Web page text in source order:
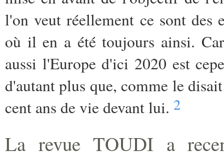
l'on veut réellement ce sont des
où il en a été toujours ainsi.
aussi l'Europe d'ici 2020 est
d'autant plus que, comme le
cent ans de vie devant lui. 2
La revue TOUDI a